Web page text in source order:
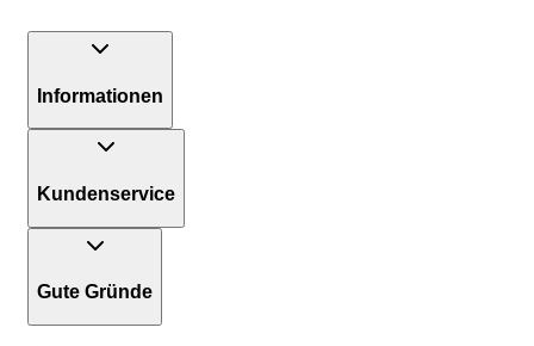
Informationen
Kundenservice
Gute Gründe